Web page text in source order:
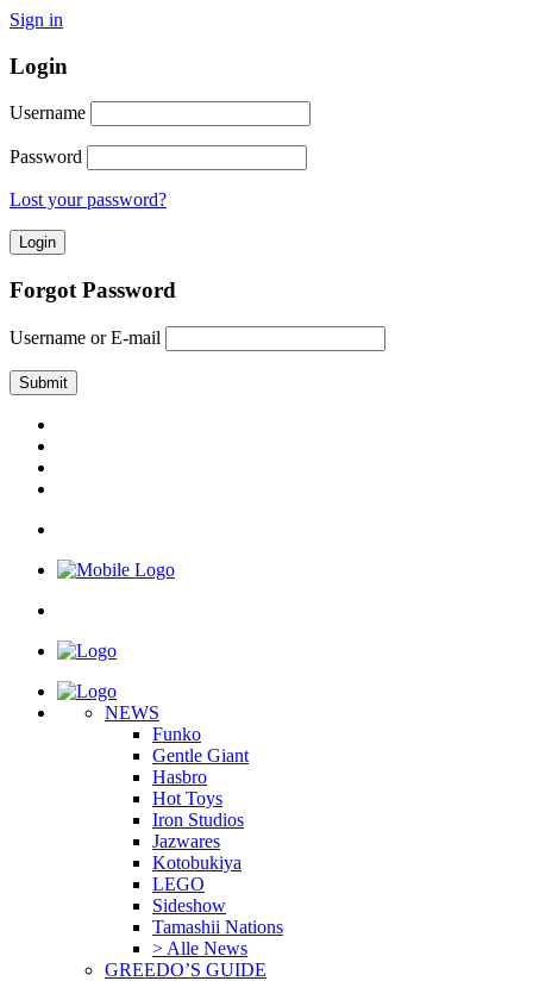
Sign in
Login
Username
Password
Lost your password?
Forgot Password
Username or E-mail
NEWS
Funko
Gentle Giant
Hasbro
Hot Toys
Iron Studios
Jazwares
Kotobukiya
LEGO
Sideshow
Tamashii Nations
> Alle News
GREEDO’S GUIDE